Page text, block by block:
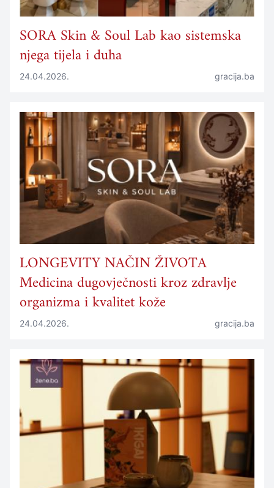
SORA Skin & Soul Lab kao sistemska
njega tijela i duha
24.04.2026. gracija.ba
LONGEVITY NAČIN ŽIVOTA
Medicina dugovječnosti kroz zdravlje
organizma i kvalitet kože
24.04.2026. gracija.ba